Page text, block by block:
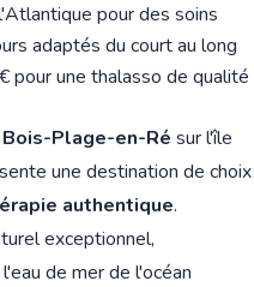
pour des soins
adaptés du court au long
pour une thalasso de qualité
Bois-Plage-en-Ré sur l'île
une destination de choix
authentique.
exceptionnel,
de mer de l'océan